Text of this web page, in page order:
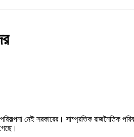
নেই সরকারের। সাম্প্রতিক রাজনৈতিক